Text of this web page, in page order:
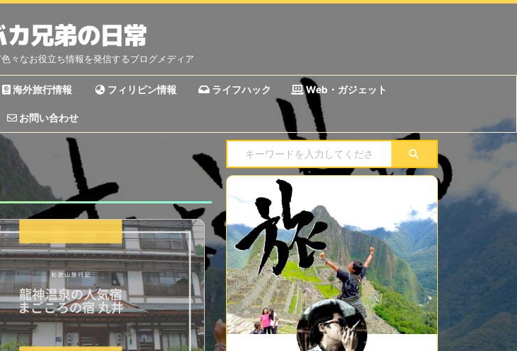
々なお役立ち情報を発信するブログメディア
海外旅行情報 フィリピン情報 ライフハック Web・ガジェット
お問い合わせ